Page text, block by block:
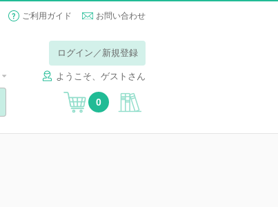
ご利用ガイド お問い合わせ
ログイン／新規登録
ようこそ、ゲストさん
0